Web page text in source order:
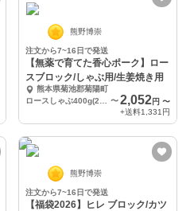
熊野博崇
注文から7~16日で発送
【無薬で育てた香心ポーク】ロー
スブロック/しゃぶ用/生姜焼き用
熊本県菊池郡菊陽町
〜2,052円 〜
+送料1,331円
熊野博崇
注文から7~16日で発送
【福袋2026】ヒレ ブロック/カツ